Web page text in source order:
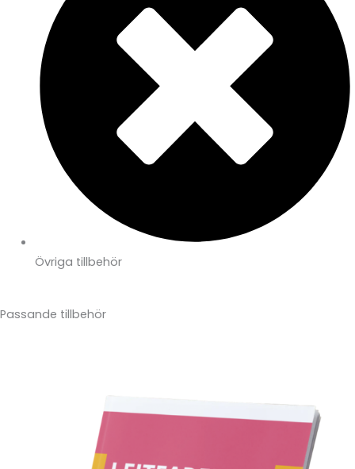
Övriga tillbehör
Passande tillbehör